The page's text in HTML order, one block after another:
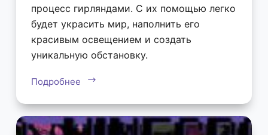
процесс гирляндами. С их помощью легко
будет украсить мир, наполнить его
красивым освещением и создать
уникальную обстановку.
Подробнее